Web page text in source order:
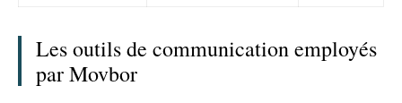
Les outils de communication employés
par Movbor